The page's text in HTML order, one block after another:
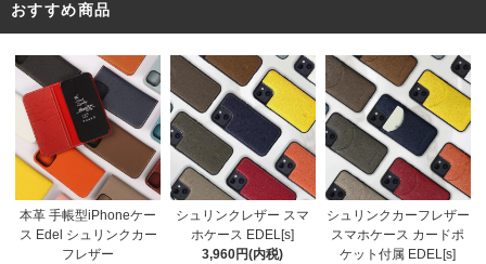
おすすめ商品
本革 手帳型iPhoneケー
ス Edel シュリンクカー
フレザー
シュリンクレザー スマ
ホケース EDEL[s]
3,960円(内税)
シュリンクカーフレザー
スマホケース カードポ
ケット付属 EDEL[s]